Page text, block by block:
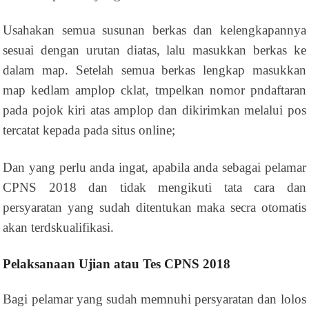
Usahakan semua susunan berkas dan kelengkapannya
sesuai dengan urutan diatas, lalu masukkan berkas ke
dalam map. Setelah semua berkas lengkap masukkan
map kedlam amplop cklat, tmpelkan nomor pndaftaran
pada pojok kiri atas amplop dan dikirimkan melalui pos
tercatat kepada pada situs online;
Dan yang perlu anda ingat, apabila anda sebagai pelamar
CPNS 2018 dan tidak mengikuti tata cara dan
persyaratan yang sudah ditentukan maka secra otomatis
akan terdskualifikasi.
Pelaksanaan Ujian atau Tes CPNS 2018
Bagi pelamar yang sudah memnuhi persyaratan dan lolos